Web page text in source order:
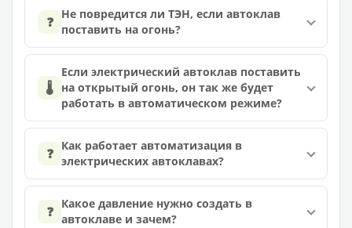
❓
Не повредится ли ТЭН, если автоклав
поставить на огонь?
🌡️
Если электрический автоклав поставить
на открытый огонь, он так же будет
работать в автоматическом режиме?
❓
Как работает автоматизация в
электрических автоклавах?
❓
Какое давление нужно создать в
автоклаве и зачем?